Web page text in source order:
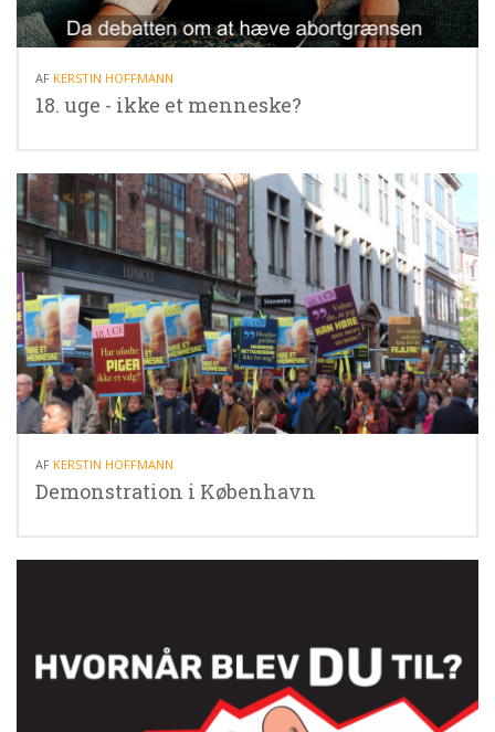
AF KERSTIN HOFFMANN
18. uge - ikke et menneske?
AF KERSTIN HOFFMANN
Demonstration i København